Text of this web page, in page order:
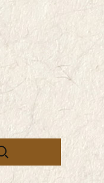
真
ーシ
ュー